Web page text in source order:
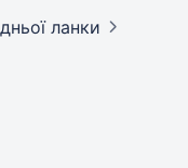
ланки